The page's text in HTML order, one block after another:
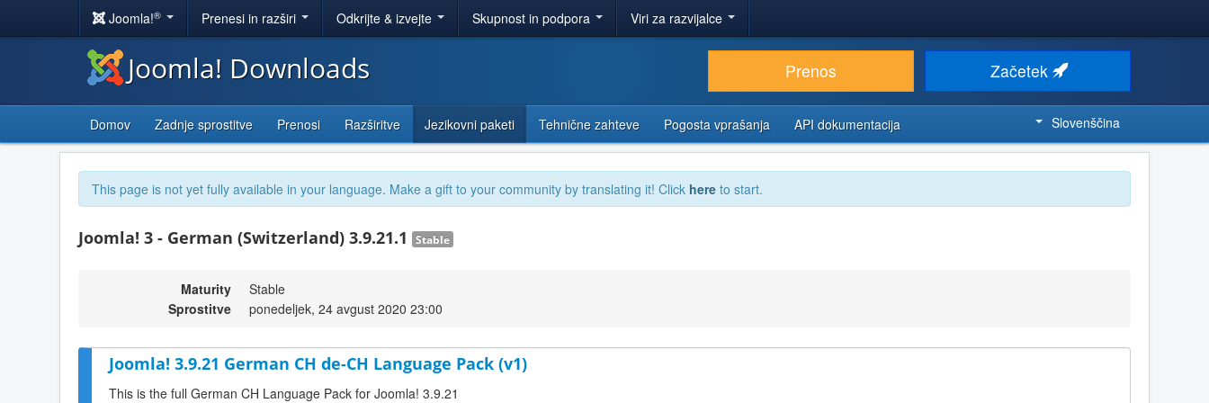
Joomla!® Prenesi in razširi Odkrijte & izvejte Skupnost in podpora Viri za razvijalce
Joomla! Downloads Prenos Začetek
Domov Zadnje sprostitve Prenosi Razširitve Jezikovni paketi Tehnične zahteve Pogosta vprašanja API dokumentacija Slovenščina
This page is not yet fully available in your language. Make a gift to your community by translating it! Click here to start.
Joomla! 3 - German (Switzerland) 3.9.21.1 Stable
Maturity
Stable
Sprostitve
ponedeljek, 24 avgust 2020 23:00
Joomla! 3.9.21 German CH de-CH Language Pack (v1)
This is the full German CH Language Pack for Joomla! 3.9.21